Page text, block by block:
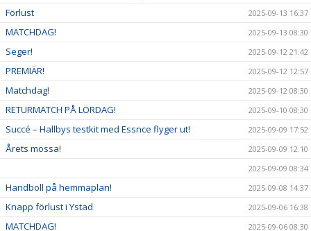
Förlust 2025-09-13 16:37
MATCHDAG! 2025-09-13 08:30
Seger! 2025-09-12 21:42
PREMIÄR! 2025-09-12 12:57
Matchdag! 2025-09-12 08:30
RETURMATCH PÅ LÖRDAG! 2025-09-10 08:30
Succé – Hallbys testkit med Essnce flyger ut! 2025-09-09 17:52
Årets mössa!
2025-09-09 12:10
2025-09-09 08:34
Handboll på hemmaplan! 2025-09-08 14:37
Knapp förlust i Ystad 2025-09-06 16:38
MATCHDAG! 2025-09-06 08:30